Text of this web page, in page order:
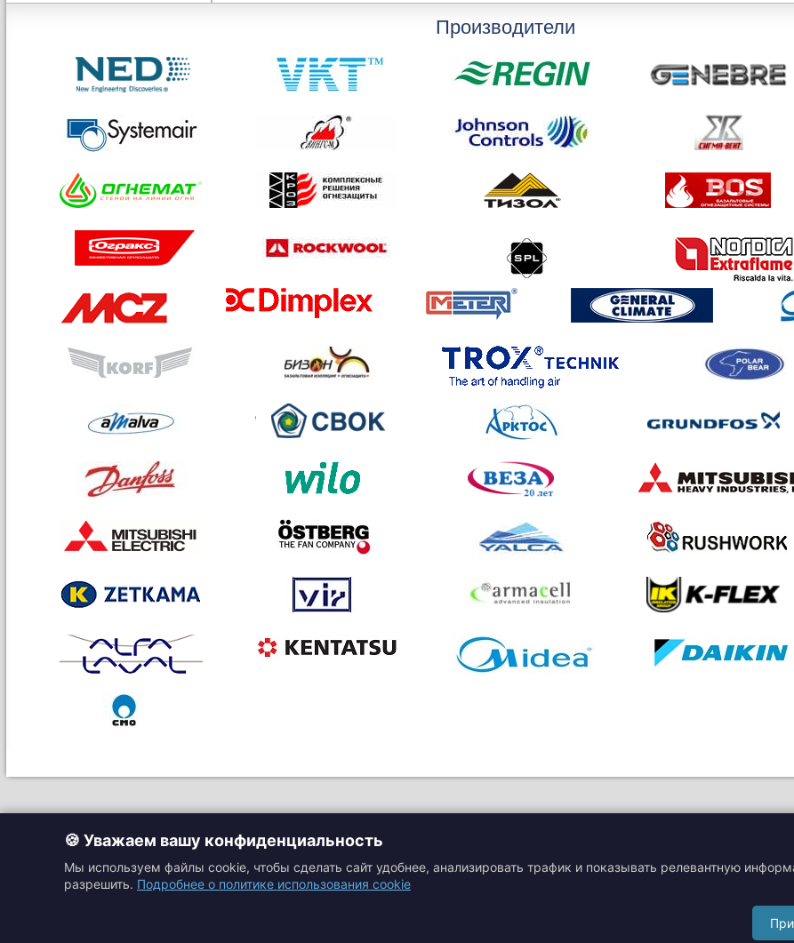
Производители
🍪 Уважаем вашу конфиденциальность
Мы используем файлы cookie, чтобы сделать сайт удобнее, анализировать трафик и показывать релевантную
разрешить. Подробнее о политике использования cookie